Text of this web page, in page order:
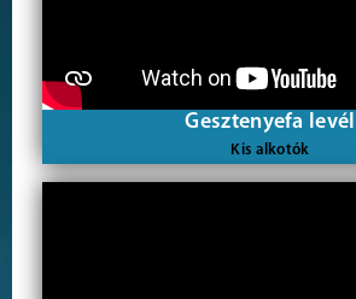
Gesztenyefa levél
Kis alkotók